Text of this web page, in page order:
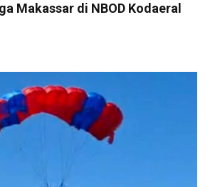
Makassar di NBOD Kodaeral